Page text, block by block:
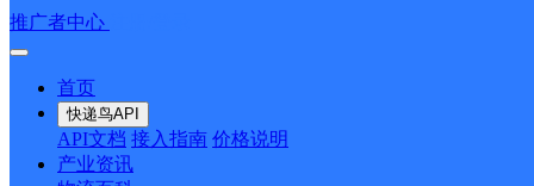
推广者中心
首页
快递鸟API
API文档 接入指南 价格说明
产业资讯
四方溪邮政所
邮政国内 更多号码